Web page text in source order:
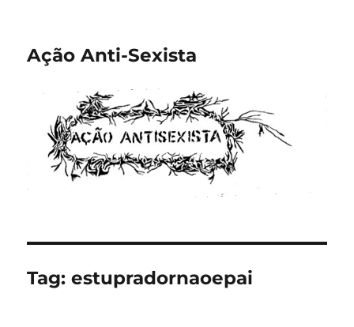
Ação Anti-Sexista
Tag:estupradornaoepai